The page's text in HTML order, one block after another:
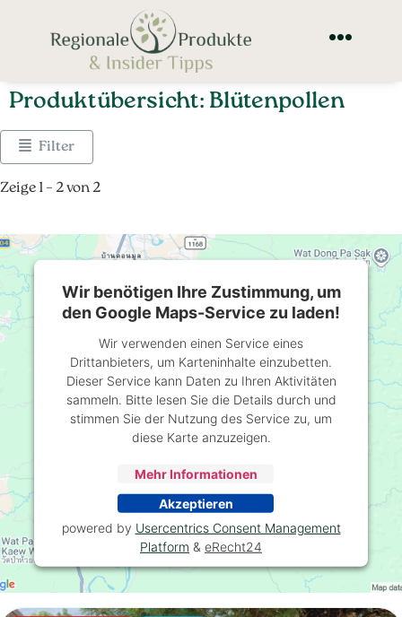
Produktübersicht: Blütenpollen
Filter
Zeige 1 – 2 von 2
Wir benötigen Ihre Zustimmung, um
den Google Maps-Service zu laden!
Wir verwenden einen Service eines
Drittanbieters, um Karteninhalte einzubetten.
Dieser Service kann Daten zu Ihren Aktivitäten
sammeln. Bitte lesen Sie die Details durch und
stimmen Sie der Nutzung des Service zu, um
diese Karte anzuzeigen.
Mehr Informationen
Akzeptieren
powered by Usercentrics Consent Management
Platform & eRecht24